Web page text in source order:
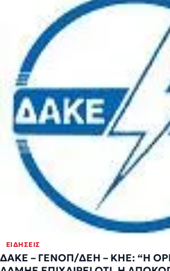
ΕΙΔΉΣΕΙΣ
ΔΑΚΕ – ΓΕΝΟΠ/ΔΕΗ – ΚΗΕ: “Η